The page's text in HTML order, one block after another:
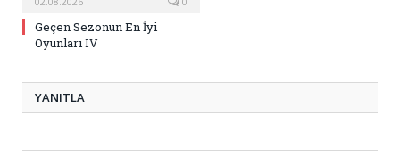
Geçen Sezonun En İyi
Oyunları IV
YANITLA